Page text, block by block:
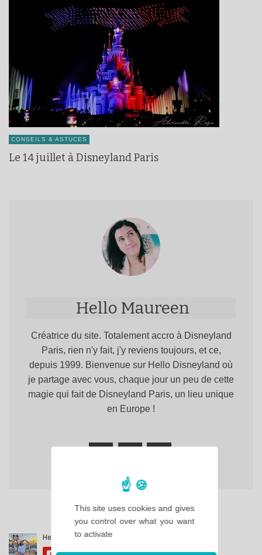
CONSEILS & ASTUCES
Le 14 juillet à Disneyland Paris
Hello Maureen
Créatrice du site. Totalement accro à Disneyland
Paris, rien n'y fait, j'y reviens toujours, et ce,
depuis 1999. Bienvenue sur Hello Disneyland où
je partage avec vous, chaque jour un peu de cette
magie qui fait de Disneyland Paris, un lieu unique
en Europe !
This site uses cookies and gives
you control over what you want
to activate